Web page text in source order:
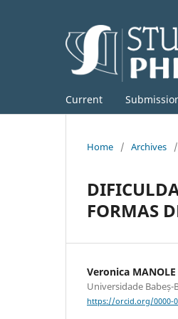
Current
Home / Archives /
FORMAS
Veronica MANOLE
Universidade
https://orcid.org/0000-